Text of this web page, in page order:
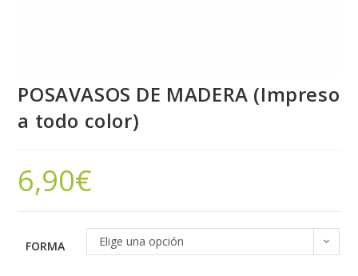
POSAVASOS DE MADERA (Impreso
a todo color)
6,90€
FORMA Elige una opción